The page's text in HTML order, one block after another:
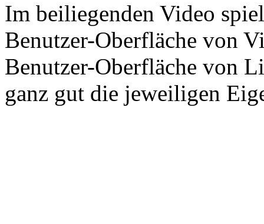
Im beiliegenden Video
Benutzer-Oberfläche von
Benutzer-Oberfläche von
ganz gut die jeweiligen